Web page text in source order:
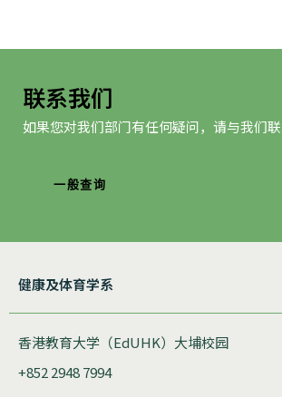
联系我们
如果您对我们部门有任何疑问，请与我们联
一般查询
健康及体育学系
香港教育大学（EdUHK）大埔校园
+852 2948 7994